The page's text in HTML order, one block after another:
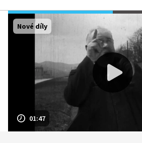
01:47
Nové díly